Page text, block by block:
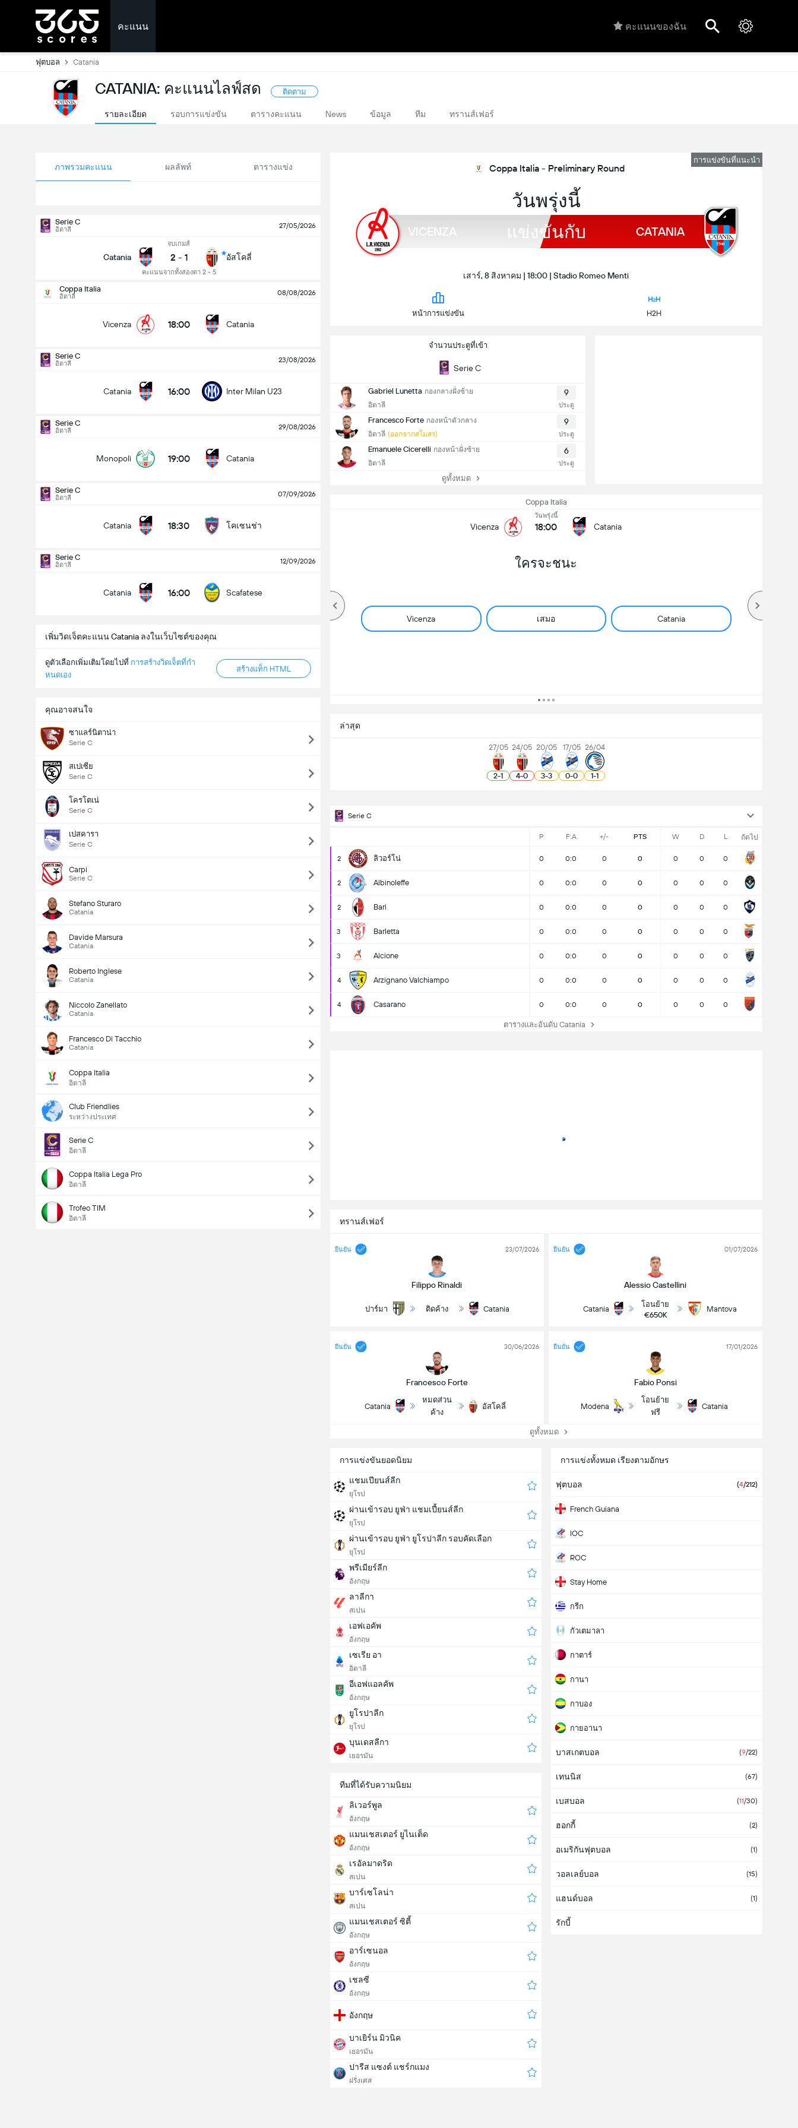
คะแนน คะแนนของฉัน
ฟุตบอล Catania
CATANIA: คะแนนไลฟ์สด ติดตาม
รายละเอียด รอบการแข่งขัน ตารางคะแนน News ข้อมูล ทีม ทรานส์เฟอร์
ภาพรวมคะแนน ผลลัพท์ ตารางแข่ง
Serie C
อิตาลี 27/05/2026
Catania
จบเกมส์
2 - 1
คะแนนจากทั้งสองตา 2 - 5
อัสโคลี่
Coppa Italia
อิตาลี 08/08/2026
Vicenza 18:00 Catania
Serie C
อิตาลี 23/08/2026
Catania 16:00 Inter Milan U23
Serie C
อิตาลี 29/08/2026
Monopoli 19:00 Catania
Serie C
อิตาลี 07/09/2026
Catania 18:30 โคเซนช่า
Serie C
อิตาลี 12/09/2026
Catania 16:00 Scafatese
เพิ่มวิดเจ็ตคะแนน Catania ลงในเว็บไซต์ของคุณ
ดูตัวเลือกเพิ่มเติมโดยไปที่ การสร้างวิดเจ็ตที่กํา
หนดเอง
สร้างแท็ก HTML
คุณอาจสนใจ
ซาแลร์นิตาน่า
Serie C
สเปเซีย
Serie C
โครโตเน่
Serie C
เปสคารา
Serie C
Carpi
Serie C
Stefano Sturaro
Catania
Davide Marsura
Catania
Roberto Inglese
Catania
Niccolo Zanellato
Catania
Francesco Di Tacchio
Catania
Coppa Italia
อิตาลี
Club Friendlies
ระหว่างประเทศ
Serie C
อิตาลี
Coppa Italia Lega Pro
อิตาลี
Trofeo TIM
อิตาลี
การแข่งขันที่แนะนำ
Coppa Italia - Preliminary Round
วันพรุ่งนี้
VICENZA แข่งขันกับ CATANIA
เสาร์, 8 สิงหาคม | 18:00 | Stadio Romeo Menti
หน้าการแข่งขัน H2H
จำนวนประตูที่เข้า
Serie C
Gabriel Lunetta กองกลางฝั่งซ้าย
อิตาลี
9
ประตู
Francesco Forte กองหน้าตัวกลาง
อิตาลี (ออกจากสโมสร)
9
ประตู
Emanuele Cicerelli กองหน้าฝั่งซ้าย
อิตาลี
6
ประตู
ดูทั้งหมด
Coppa Italia
Vicenza
วันพรุ่งนี้
18:00 Catania
ใครจะชนะ
Vicenza เสมอ Catania
16:00 Inter Milan U23
ประตูทั้งหมดในแมทช์นี้ (2.5)
ล่าสุด
27/05
2-1
24/05
4-0
20/05
3-3
17/05
0-0
26/04
1-1
Serie C
P F:A +/- PTS W D L ถัดไป
2 ลิวอร์โน่ 0 0:0 0 0 0 0 0
2 Albinoleffe 0 0:0 0 0 0 0 0
2 Bari 0 0:0 0 0 0 0 0
3 Barletta 0 0:0 0 0 0 0 0
3 Alcione 0 0:0 0 0 0 0 0
4 Arzignano Valchiampo 0 0:0 0 0 0 0 0
4 Casarano 0 0:0 0 0 0 0 0
ตารางและอันดับ Catania
ทรานส์เฟอร์
ยืนยัน
Filippo Rinaldi
23/07/2026
ปาร์มา ติดค้าง Catania
ยืนยัน
Alessio Castellini
01/07/2026
Catania
โอนย้าย
€650K
Mantova
ยืนยัน
Francesco Forte
30/06/2026
Catania
หมดส่วน
ค้าง
อัสโคลี่
ยืนยัน
Fabio Ponsi
17/01/2026
Modena
โอนย้าย
ฟรี
Catania
ดูทั้งหมด
การแข่งขันยอดนิยม
แชมเปียนส์ลีก
ยุโรป
ผ่านเข้ารอบ ยูฟ่า แชมเปี้ยนส์ลีก
ยุโรป
ผ่านเข้ารอบ ยูฟ่า ยูโรปาลีก รอบคัดเลือก
ยุโรป
พรีเมียร์ลีก
อังกฤษ
ลาลีกา
สเปน
เอฟเอคัพ
อังกฤษ
เซเรีย อา
อิตาลี
อีเอฟแอลคัพ
อังกฤษ
ยูโรปาลีก
ยุโรป
บุนเดสลีกา
เยอรมัน
การแข่งทั้งหมด เรียงตามอักษร
ฟุตบอล (4/212)
French Guiana
IOC
ROC
Stay Home
กรีก
กัวเตมาลา
กาตาร์
กานา
กาบอง
กายอานา
การแข่งขันกีฬาโอลิมปิก
เกรเนดา
เกาหลีใต้
เกาหลีเหนือ
โกตดิวัวร์
คอสตาริกา
คาซักสถาน
คิวบา
บาสเกตบอล (9/22)
เทนนิส (67)
เบสบอล (11/30)
ฮอกกี้ (2)
อเมริกันฟุตบอล (1)
วอลเลย์บอล (15)
แฮนด์บอล (1)
รักบี้
ทีมที่ได้รับความนิยม
ลิเวอร์พูล
อังกฤษ
แมนเชสเตอร์ ยูไนเต็ด
อังกฤษ
เรอัลมาดริด
สเปน
บาร์เซโลน่า
สเปน
แมนเชสเตอร์ ซิตี้
อังกฤษ
อาร์เซนอล
อังกฤษ
เชลซี
อังกฤษ
อังกฤษ
บาเยิร์น มิวนิค
เยอรมัน
ปารีส แซงต์ แชร์กแมง
ฝรั่งเศส